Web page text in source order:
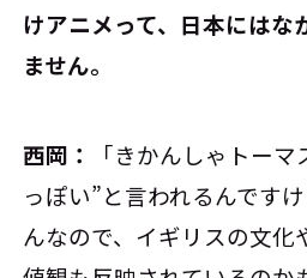
けアニメって、日本にはな
ません。
西岡：
「きかんしゃトー
っぽい”と言われるんです
んなので、イギリスの文化